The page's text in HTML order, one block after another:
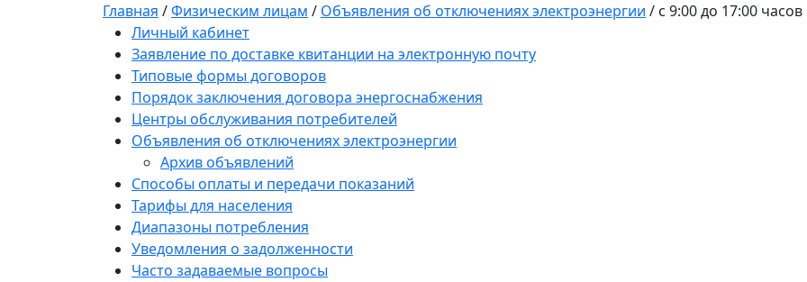
Главная /Физическим лицам / Объявления об отключениях электроэнергии / с 9:00 до 17:00
Личный кабинет
Заявление по доставке квитанции на электронную почту
Типовые формы договоров
Порядок заключения договора энергоснабжения
Центры обслуживания потребителей
Объявления об отключениях электроэнергии
Архив объявлений
Способы оплаты и передачи показаний
Тарифы для населения
Диапазоны потребления
Уведомления о задолженности
Часто задаваемые вопросы